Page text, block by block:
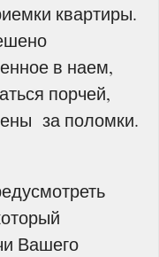
квартиры.
в наем,
порчей,
за поломки.
Вашего